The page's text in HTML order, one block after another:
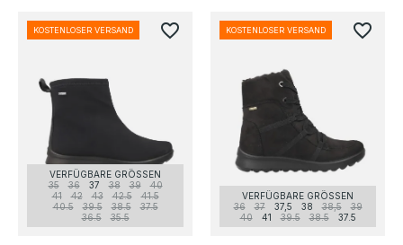
VERFÜGBARE GRÖSSEN
35
36 37 38 39
40
41
42 43 42.5
41.5
40.5
39.5 38.5
37.5
36.5
35.5
KOSTENLOSER VERSAND favorite_border
VERFÜGBARE GRÖSSEN
36
37 37,5 38 38,5
39
40
41 39.5 38.5 37.5
KOSTENLOSER VERSAND favorite_border